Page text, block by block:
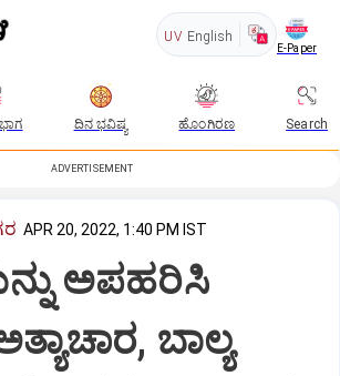
UV English
E-Paper
ದಿನ ಭವಿಷ್ಯ ಹೊಂಗಿರಣ Search
ADVERTISEMENT
APR 20, 2022, 1:40 PM IST
ಅಪಹರಿಸಿ
ಬಾಲ್ಯ